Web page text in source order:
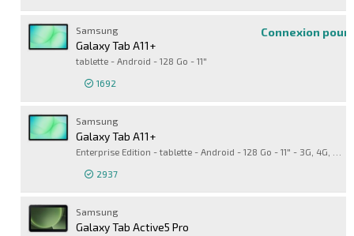
Samsung
Galaxy Tab A11+
tablette - Android - 128 Go - 11"
1692
Connexion pour
Samsung
Galaxy Tab A11+
2937
Samsung
Galaxy Tab Active5 Pro